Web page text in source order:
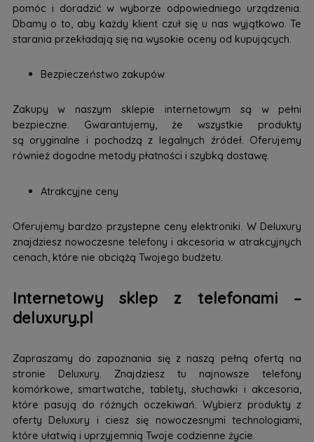
pomóc i doradzić w wyborze odpowiedniego urządzenia.
Dbamy o to, aby każdy klient czuł się u nas wyjątkowo. Te
starania przekładają się na wysokie oceny od kupujących.
Bezpieczeństwo zakupów
Zakupy w naszym sklepie internetowym są w pełni
bezpieczne. Gwarantujemy, że wszystkie produkty
są oryginalne i pochodzą z legalnych źródeł. Oferujemy
również dogodne metody płatności i szybką dostawę.
Atrakcyjne ceny
Oferujemy bardzo przystepne ceny elektroniki. W Deluxury
znajdziesz nowoczesne telefony i akcesoria w atrakcyjnych
cenach, które nie obciążą Twojego budżetu.
Internetowy sklep z telefonami –
deluxury.pl
Zapraszamy do zapoznania się z naszą pełną ofertą na
stronie Deluxury. Znajdziesz tu najnowsze telefony
komórkowe, smartwatche, tablety, słuchawki i akcesoria,
które pasują do różnych oczekiwań. Wybierz produkty z
oferty Deluxury i ciesz się nowoczesnymi technologiami,
które ułatwią i uprzyjemnią Twoje codzienne życie.